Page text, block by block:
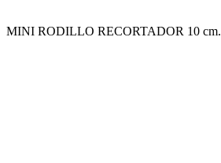
MINI RODILLO RECORTADOR 10 cm.